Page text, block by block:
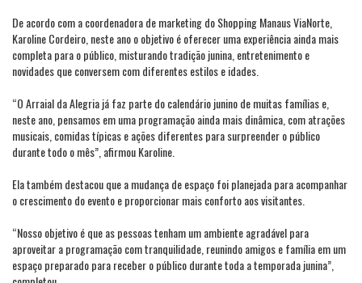
De acordo com a coordenadora de marketing do Shopping Manaus ViaNorte,
Karoline Cordeiro, neste ano o objetivo é oferecer uma experiência ainda mais
completa para o público, misturando tradição junina, entretenimento e
novidades que conversem com diferentes estilos e idades.
“O Arraial da Alegria já faz parte do calendário junino de muitas famílias e,
neste ano, pensamos em uma programação ainda mais dinâmica, com atrações
musicais, comidas típicas e ações diferentes para surpreender o público
durante todo o mês”, afirmou Karoline.
Ela também destacou que a mudança de espaço foi planejada para acompanhar
o crescimento do evento e proporcionar mais conforto aos visitantes.
“Nosso objetivo é que as pessoas tenham um ambiente agradável para
aproveitar a programação com tranquilidade, reunindo amigos e família em um
espaço preparado para receber o público durante toda a temporada junina”,